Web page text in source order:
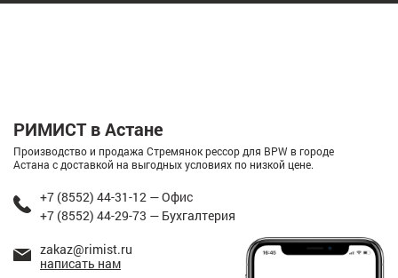
РИМИСТ в Астане
Производство и продажа Стремянок рессор для BPW в городе
Астана с доставкой на выгодных условиях по низкой цене.
+7 (8552) 44-31-12 — Офис
+7 (8552) 44-29-73 — Бухгалтерия
zakaz@rimist.ru
написать нам